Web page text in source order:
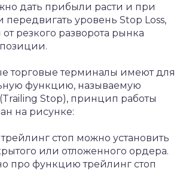
дать прибыли расти и при
передвигать уровень Stop Loss,
резкого разворота рынка
торговые терминалы имеют для
функцию, называемую
Stop), принцип работы
на рисунке:
стоп можно установить
или отложенного ордера.
про функцию трейлинг стоп